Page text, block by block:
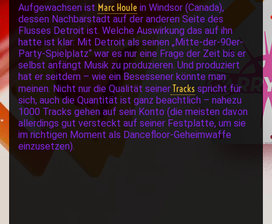
Aufgewachsen ist Marc Houle in Windsor (Canada),
dessen Nachbarstadt auf der anderen Seite des
Flusses Detroit ist. Welche Auswirkung das auf ihn
hatte ist klar: Mit Detroit als seinen „Mitte-der-90er-
Party-Spielplatz“ war es nur eine Frage der Zeit bis er
selbst anfängt Musik zu produzieren. Und produziert
hat er seitdem – wie ein Besessener könnte man
meinen. Nicht nur die Qualität seinerTracks spricht für
sich, auch die Quantität ist ganz beachtlich – nahezu
1000 Tracks gehen auf sein Konto (die meisten davon
allerdings gut versteckt auf seiner Festplatte, um sie
im richtigen Moment als Dancefloor-Geheimwaffe
einzusetzen).